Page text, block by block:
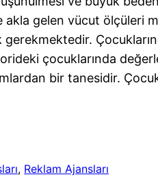
gelen vücut ölçüleri
çocuklarında
bir tanesidir.
, Reklam Ajansları